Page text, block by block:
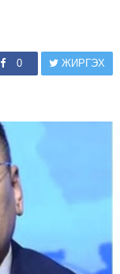
0 ЖИРГЭХ